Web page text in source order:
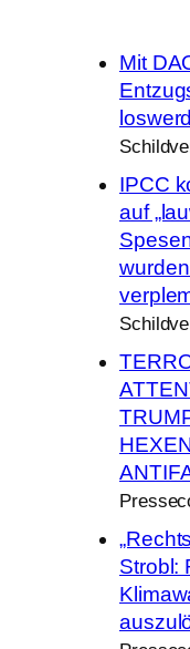
Mit
IPCC
auf
Strobl: